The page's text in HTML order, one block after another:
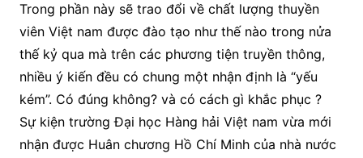
Trong phần này sẽ trao đổi về chất lượng thuyền
viên Việt nam được đào tạo như thế nào trong nửa
thế kỷ qua mà trên các phương tiện truyền thông,
nhiều ý kiến đều có chung một nhận định là “yếu
kém”. Có đúng không? và có cách gì khắc phục ?
Sự kiện trường Đại học Hàng hải Việt nam vừa mới
nhận được Huân chương Hồ Chí Minh của nhà nước